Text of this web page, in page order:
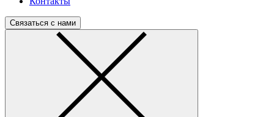
Связаться с нами